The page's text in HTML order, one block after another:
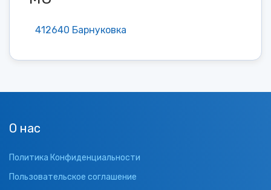
412640 Барнуковка
О нас
Политика Конфиденциальности
Пользовательское соглашение